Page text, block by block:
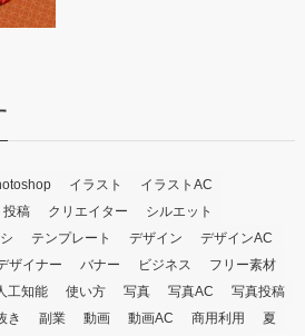
イラスト
イラストAC
投稿 クリエイター
シルエット
テンプレート デザイン
デザインAC
ザイナー バナー ビジネス
フリー素材
工知能 使い方 写真 写真AC
写真投稿
き 副業 動画 動画AC 商用利用
夏